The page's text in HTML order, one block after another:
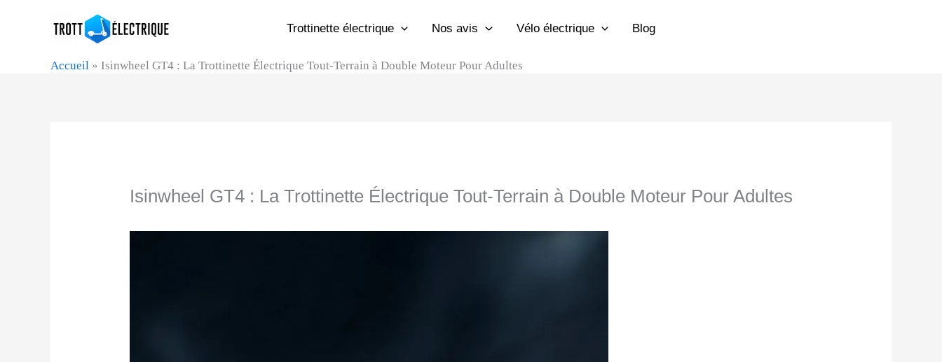
Trottinette électrique Nos avis Vélo électrique Blog
Accueil » Isinwheel GT4 : La Trottinette Électrique Tout-Terrain à Double Moteur Pour Adultes
Isinwheel GT4 : La Trottinette Électrique Tout-Terrain à Double Moteur Pour Adultes